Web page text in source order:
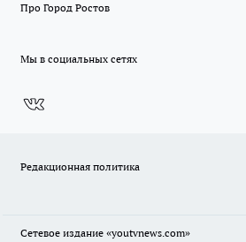
Про Город Ростов
Мы в социальных сетях
Редакционная политика
Сетевое издание «youtvnews.com»